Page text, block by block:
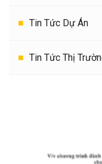
Tin Tức Dự Án
Tin Tức Thị